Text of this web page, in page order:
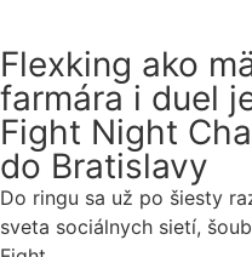
Flexking ako
farmára i duel
Fight Night
do Bratislavy
Do ringu sa už po šiesty
sveta sociálnych sietí,